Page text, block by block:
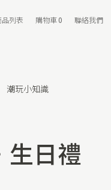
品列表 購物車0 聯絡我們
潮玩小知識
生日禮